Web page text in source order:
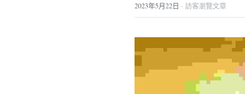
2023年5月22日 · 訪客瀏覽文章